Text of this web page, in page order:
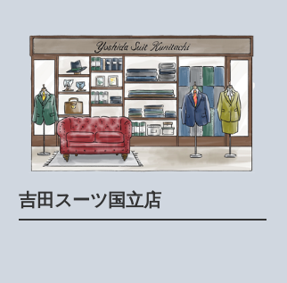
吉田スーツ国立店